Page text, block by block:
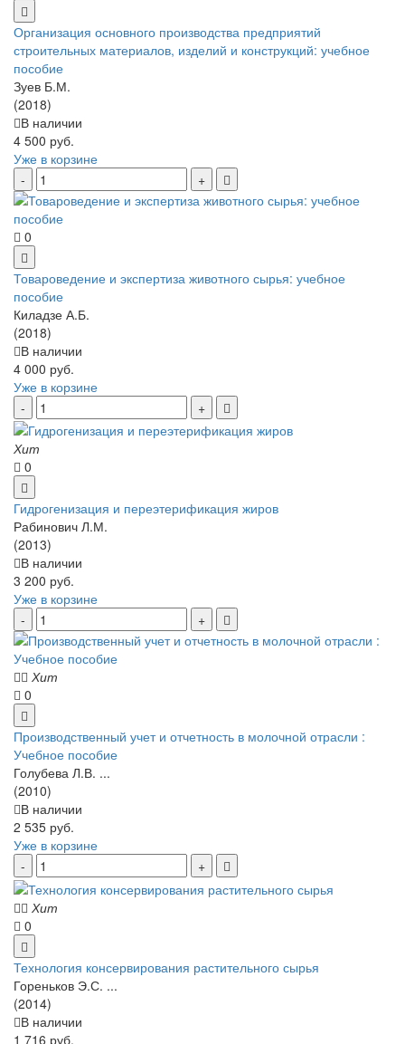
Организация основного производства предприятий
строительных материалов, изделий и конструкций: учебное
пособие
Зуев Б.М.
(2018)
В наличии
4 500 руб.
Уже в корзине
0
Товароведение и экспертиза животного сырья: учебное
пособие
Киладзе А.Б.
(2018)
В наличии
4 000 руб.
Уже в корзине
Хит
0
Гидрогенизация и переэтерификация жиров
Рабинович Л.М.
(2013)
В наличии
3 200 руб.
Уже в корзине
Хит
0
Производственный учет и отчетность в молочной отрасли :
Учебное пособие
Голубева Л.В. ...
(2010)
В наличии
2 535 руб.
Уже в корзине
Хит
0
Технология консервирования растительного сырья
Гореньков Э.С. ...
(2014)
В наличии
1 716 руб.